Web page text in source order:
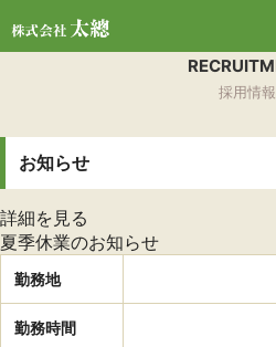
採用情報
お知らせ
詳細を見る
夏季休業のお知らせ
勤務地
勤務時間